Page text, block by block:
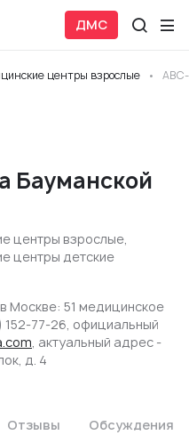
ДМС
центры взрослые
Бауманской
центры взрослые,
центры детские
Москве: 51 медицинское
152-77-26, официальный
, актуальный адрес -
д. 4
Отзывы Обсуждения